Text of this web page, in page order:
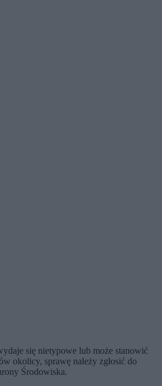
się nietypowe lub może stanowić
okolicy, sprawę należy zgłosić do
Środowiska.